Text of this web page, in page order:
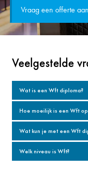
Vraag een offerte aan
Veelgestelde
Wat is een Wft diploma?
Hoe moeilijk is een Wft
Wat kun je met een Wft
Welk niveau is Wft?